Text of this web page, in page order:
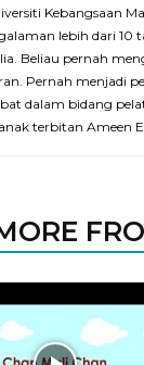
Kebangsaan
lebih dari 10
Beliau pernah
Pernah menjadi
dalam bidang
terbitan Ameen